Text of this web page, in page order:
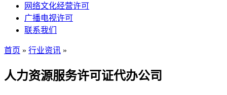
网络文化经营许可
广播电视许可
联系我们
首页 » 行业资讯 »
人力资源服务许可证代办公司